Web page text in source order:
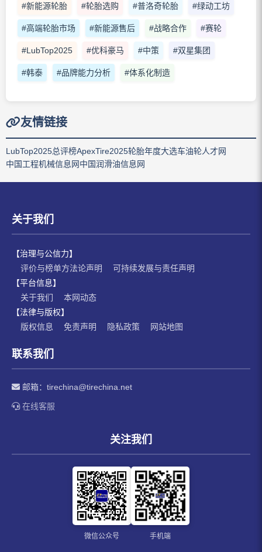
#新能源轮胎 #轮胎选购 #普洛奇轮胎 #绿动工坊
#高端轮胎市场 #新能源售后 #战略合作 #赛轮
#LubTop2025 #优科豪马 #中策 #双星集团
#韩泰 #品牌能力分析 #体系化制造
友情链接
LubTop2025总评榜ApexTire2025轮胎年度大选车油轮人才网
中国工程机械信息网中国润滑油信息网
关于我们
【治理与公信力】
评价与榜单方法论声明
可持续发展与责任声明
【平台信息】
关于我们
本网动态
【法律与版权】
版权信息
免责声明 隐私政策 网站地图
联系我们
邮箱： tirechina@tirechina.net
在线客服
关注我们
微信公众号 手机端